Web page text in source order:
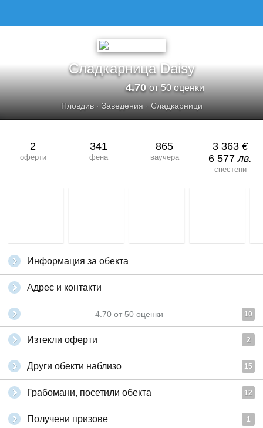
Сладкарница Daisy
4.70от 50 оценки
Пловдив· Заведения· Сладкарници
2
оферти
341
фена
865
ваучера
3 363 €
6 577лв.
спестени
Информация за обекта
Адрес и контакти
4.70 от 50 оценки 10
Изтекли оферти 2
Други обекти наблизо 15
Грабомани, посетили обекта 12
Получени призове 1